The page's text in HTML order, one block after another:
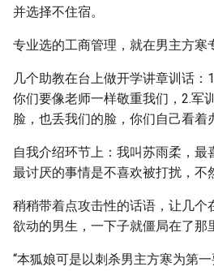
并选择不住宿。
专业选的工商管理，就在男主方寒
几个助教在台上做开学讲章训话：
你们要像老师一样敬重我们，2.军
脸，也丢我们的脸，你们自己看着
自我介绍环节上：我叫苏雨柔，最
最讨厌的事情是不喜欢被打扰，不
稍稍带着点攻击性的话语，让几个
欲动的男生，一下子就僵局在了那
“本狐娘可是以刺杀男主方寒为第